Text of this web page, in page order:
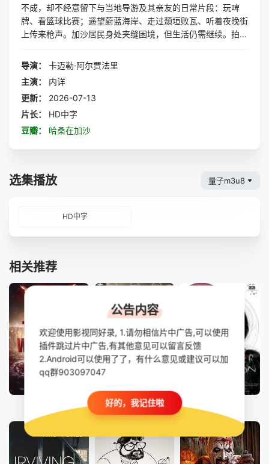
不成，却不经意留下与当地导游及其亲友的日常片段：玩啤
牌、看篮球比赛；遥望蔚蓝海岸、走过頹垣败瓦、听着夜晚街
上传来枪声。加沙居民身处夹缝困境，但生活仍需继续。拍摄
出，使这些平凡纪录更弥足珍贵。导演在多年后重新剪辑这些
遇，更添唏嘘。
导演：
卡迈勒·阿尔贾法里
主演：
内详
更新：
2026-07-13
片长：
HD中字
豆瓣：
哈桑在加沙
选集播放 量子m3u8
HD中字
相关推荐
超越极限：走进多动症的心灵：克服失败
公告内容
欢迎使用影视同好录, 1.请勿相信片中广告,可以使用
插件跳过片中广告,有其他意见可以留言反馈
2.Android可以使用了了，有什么意见或建议可以加
qq群903097047
好的，我记住啦